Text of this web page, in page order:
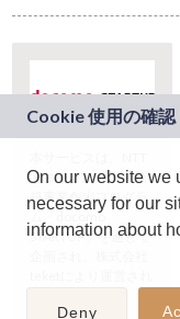
ドコモグループの新
規事業創出プログラ
ム「docomo
STARTUP」を通じて
On our website we
necessary for our
information about
Deny